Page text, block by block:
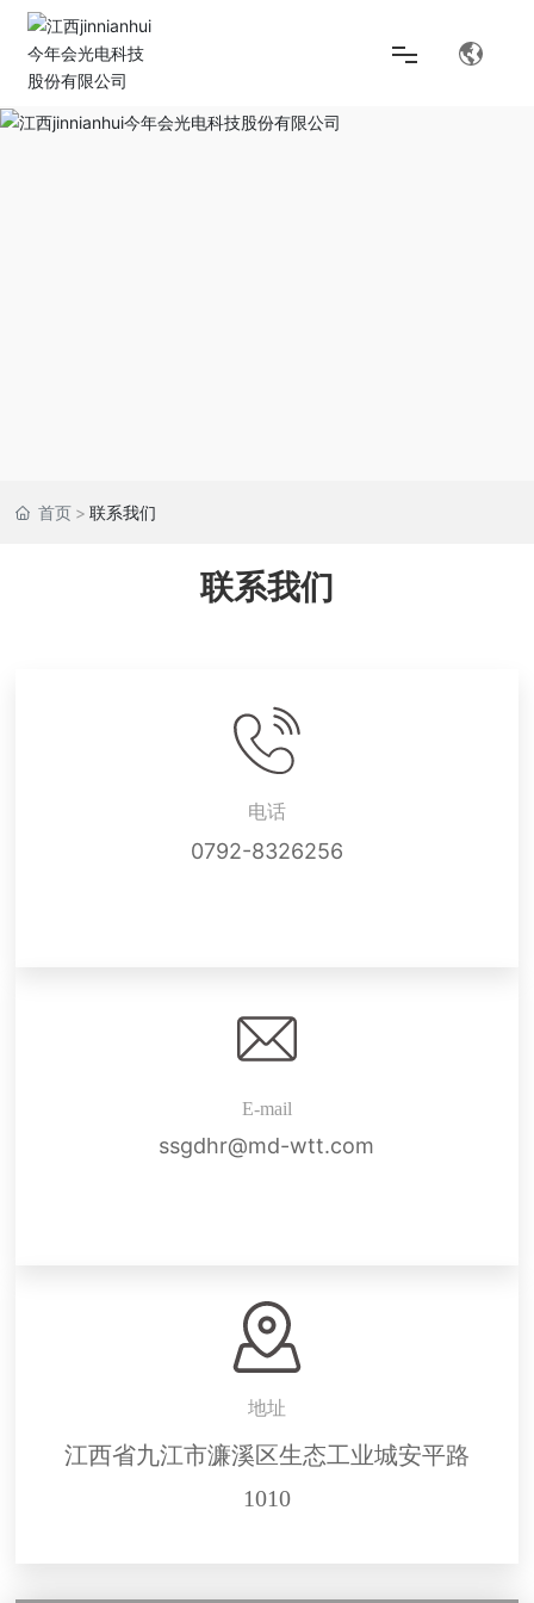
首页 联系我们
联系我们
电话
0792-8326256
E-mail
ssgdhr@md-wtt.com
地址
江西省九江市濂溪区生态工业城安平路
1010